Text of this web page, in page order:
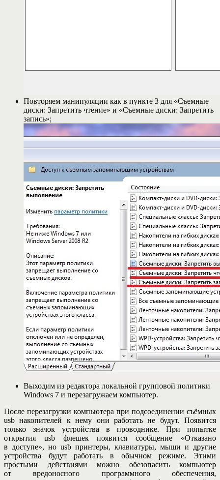
Повторяем манипуляции как в пункте 3 для «Съемные
диски: Запретить чтение» и «Съемные диски: Запретить
запись»;
Выходим из редактора локальной групповой политики
Windows 7 и перезагружаем компьютер.
После перезагрузки компьютера при подсоединении съёмных
usb накопителей к нему они работать не будут. Появится
только значок устройства в проводнике. При попытке
открытия usb флешек появится сообщение «Отказано
в доступе», но usb принтеры, клавиатуры, мыши и другие
устройства будут работать в обычном режиме. Этими
простыми действиями можно обезопасить компьютер
от вредоносного программного обеспечения,